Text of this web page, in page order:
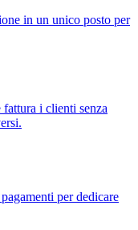
in un unico posto per
i clienti senza
per dedicare